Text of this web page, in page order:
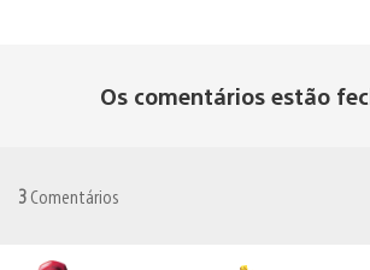
Os comentários estão
3 Comentários